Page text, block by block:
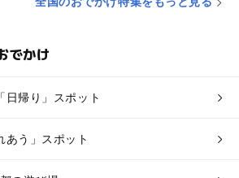
でかけ
日帰り」スポット
あう」スポット